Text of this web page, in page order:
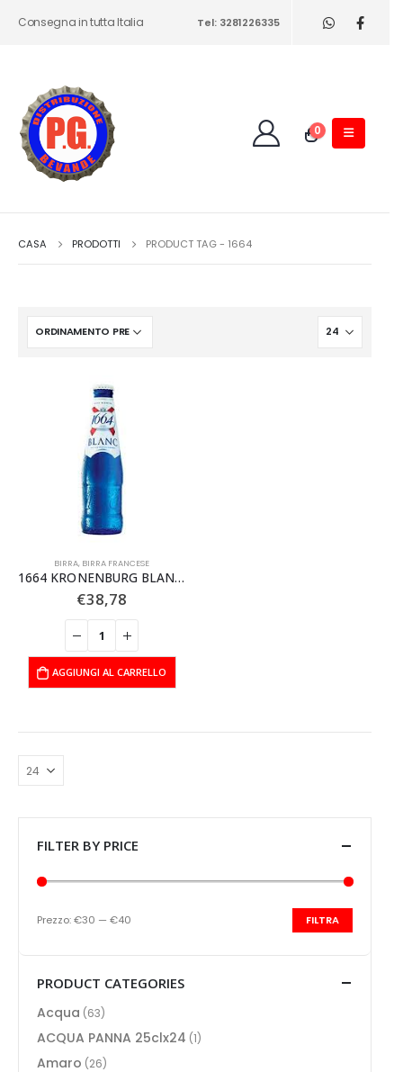
Consegna in tutta Italia Tel: 3281226335
0
CASA PRODOTTI PRODUCT TAG - 1664
BIRRA, BIRRA FRANCESE
1664 KRONENBURG BLANC CL33 X 24 PZ
€38,78
AGGIUNGI AL CARRELLO
FILTER BY PRICE
FILTRA
Prezzo:€30 — €40
PRODUCT CATEGORIES
Acqua (63)
ACQUA PANNA 25clx24 (1)
Amaro (26)